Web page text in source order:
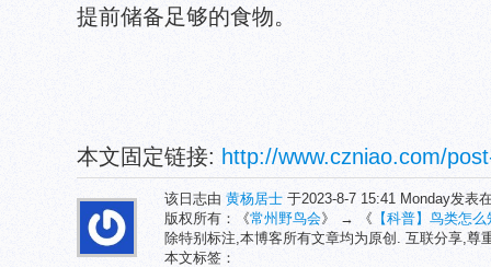
提前储备足够的食物。
本文固定链接: http://www.czniao.com/
该日志由 黄杨居士 于2023-8-7 15:41 Monday发表
版权所有：《常州野鸟会》 → 《 【科普】鸟类怎
除特别标注,本博客所有文章均为原创. 互联分享,尊
本文标签：